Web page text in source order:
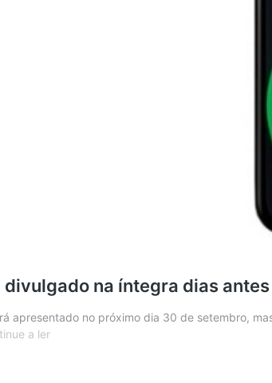
divulgado na íntegra dias
apresentado no próximo dia 30 de setembro,
a lerGoogle